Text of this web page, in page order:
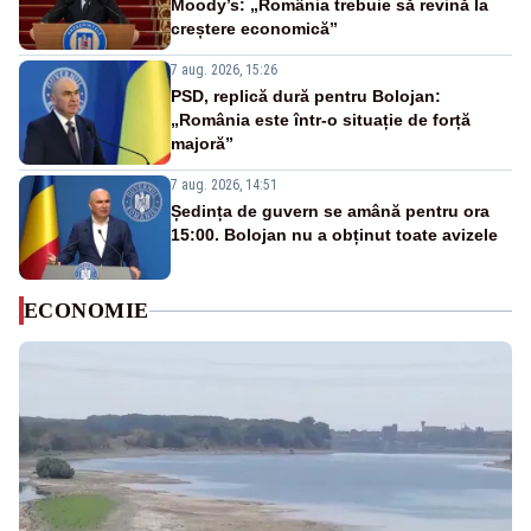
Moody’s: „România trebuie să revină la
creștere economică”
7 aug. 2026, 15:26
PSD, replică dură pentru Bolojan:
„România este într-o situație de forță
majoră”
7 aug. 2026, 14:51
Ședința de guvern se amână pentru ora
15:00. Bolojan nu a obținut toate avizele
ECONOMIE